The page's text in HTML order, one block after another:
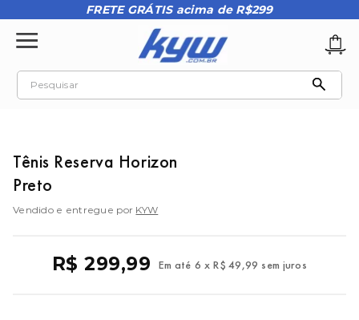
FRETE GRÁTIS acima de R$299
Pesquisar
Tênis Reserva Horizon
Preto
Vendido e entregue por KYW
R$ 299,99 Em até 6 x R$ 49,99 sem juros
2º oakley
kenner